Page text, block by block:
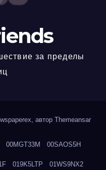
за пределы
автор Themeansar
00MGT33M 00SAOS5H
019K5LTP 01WS9NX2